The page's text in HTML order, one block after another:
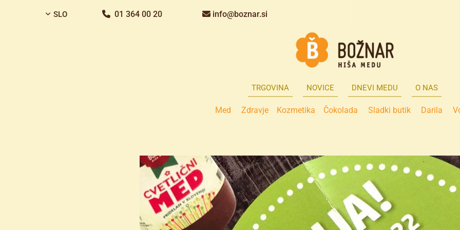
SLO  01 364 00 20  info@boznar.si
TRGOVINA NOVICE DNEVI MEDU O NAS
Med Zdravje Kozmetika Čokolada Sladki butik Darila